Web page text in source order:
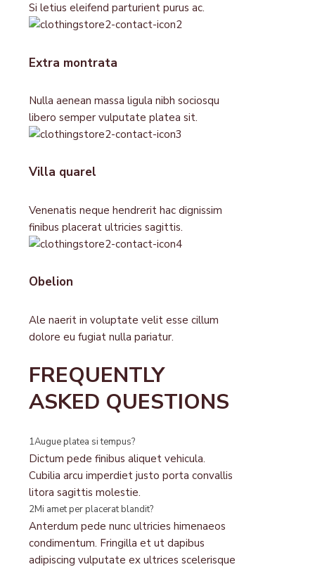
Si letius eleifend parturient purus ac.
Extra montrata
Nulla aenean massa ligula nibh sociosqu
libero semper vulputate platea sit.
Villa quarel
Venenatis neque hendrerit hac dignissim
finibus placerat ultricies sagittis.
Obelion
Ale naerit in voluptate velit esse cillum
dolore eu fugiat nulla pariatur.
FREQUENTLY
ASKED QUESTIONS
1Augue platea si tempus?
Dictum pede finibus aliquet vehicula.
Cubilia arcu imperdiet justo porta convallis
litora sagittis molestie.
2Mi amet per placerat blandit?
Anterdum pede nunc ultricies himenaeos
condimentum. Fringilla et ut dapibus
adipiscing vulputate ex ultrices scelerisque